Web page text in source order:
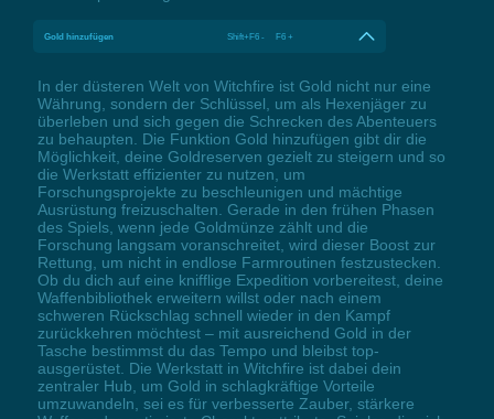
Gold hinzufügen Shift+F6 - F6 +
In der düsteren Welt von Witchfire ist Gold nicht nur eine
Währung, sondern der Schlüssel, um als Hexenjäger zu
überleben und sich gegen die Schrecken des Abenteuers
zu behaupten. Die Funktion Gold hinzufügen gibt dir die
Möglichkeit, deine Goldreserven gezielt zu steigern und so
die Werkstatt effizienter zu nutzen, um
Forschungsprojekte zu beschleunigen und mächtige
Ausrüstung freizuschalten. Gerade in den frühen Phasen
des Spiels, wenn jede Goldmünze zählt und die
Forschung langsam voranschreitet, wird dieser Boost zur
Rettung, um nicht in endlose Farmroutinen festzustecken.
Ob du dich auf eine knifflige Expedition vorbereitest, deine
Waffenbibliothek erweitern willst oder nach einem
schweren Rückschlag schnell wieder in den Kampf
zurückkehren möchtest – mit ausreichend Gold in der
Tasche bestimmst du das Tempo und bleibst top-
ausgerüstet. Die Werkstatt in Witchfire ist dabei dein
zentraler Hub, um Gold in schlagkräftige Vorteile
umzuwandeln, sei es für verbesserte Zauber, stärkere